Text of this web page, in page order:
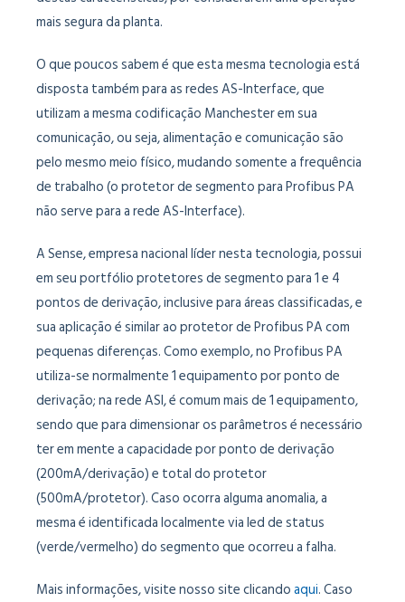
mais segura da planta.
O que poucos sabem é que esta mesma tecnologia está
disposta também para as redes AS-Interface, que
utilizam a mesma codificação Manchester em sua
comunicação, ou seja, alimentação e comunicação são
pelo mesmo meio físico, mudando somente a frequência
de trabalho (o protetor de segmento para Profibus PA
não serve para a rede AS-Interface).
A Sense, empresa nacional líder nesta tecnologia, possui
em seu portfólio protetores de segmento para 1 e 4
pontos de derivação, inclusive para áreas classificadas, e
sua aplicação é similar ao protetor de Profibus PA com
pequenas diferenças. Como exemplo, no Profibus PA
utiliza-se normalmente 1 equipamento por ponto de
derivação; na rede ASI, é comum mais de 1 equipamento,
sendo que para dimensionar os parâmetros é necessário
ter em mente a capacidade por ponto de derivação
(200mA/derivação) e total do protetor
(500mA/protetor). Caso ocorra alguma anomalia, a
mesma é identificada localmente via led de status
(verde/vermelho) do segmento que ocorreu a falha.
Mais informações, visite nosso site clicandoaqui. Caso